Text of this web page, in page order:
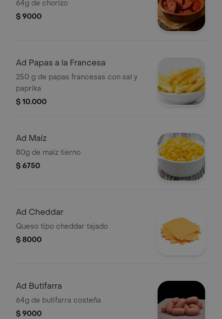
64g de chorizo
$ 9000
Ad Papas a la Francesa
250 g de papas francesas con sal y
paprika
$ 10.000
Ad Maíz
80g de maiz tierno
$ 6750
Ad Cheddar
Queso tipo cheddar tajado
$ 8000
Ad Butifarra
64g de butifarra costeña
$ 9000